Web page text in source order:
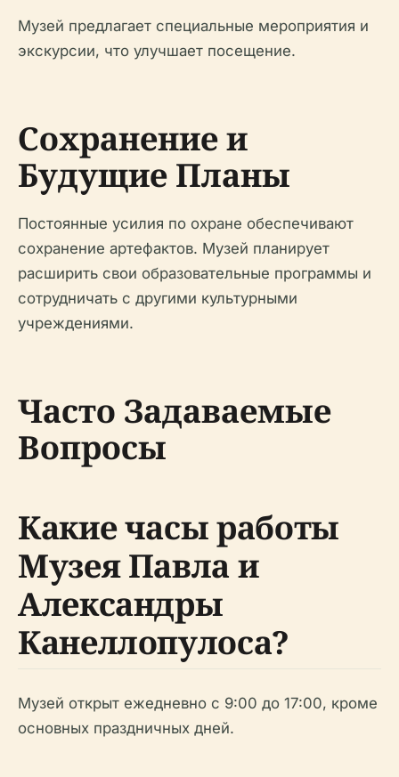
Музей предлагает специальные мероприятия и
экскурсии, что улучшает посещение.
Сохранение и
Будущие Планы
Постоянные усилия по охране обеспечивают
сохранение артефактов. Музей планирует
расширить свои образовательные программы и
сотрудничать с другими культурными
учреждениями.
Часто Задаваемые
Вопросы
Какие часы работы
Музея Павла и
Александры
Канеллопулоса?
Музей открыт ежедневно с 9:00 до 17:00, кроме
основных праздничных дней.